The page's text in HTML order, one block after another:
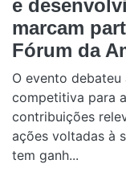
e
marcam
Fórum da
O evento
competitiva para
contribuições
ações voltadas à
tem ganh...